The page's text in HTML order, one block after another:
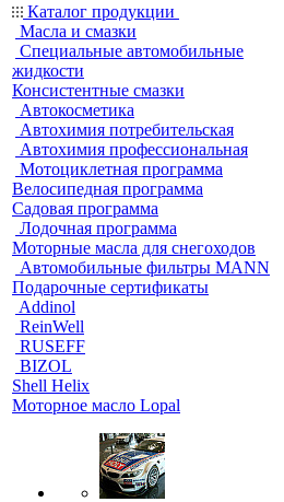
Каталог продукции
Масла и смазки
Специальные автомобильные
жидкости
Консистентные смазки
Автокосметика
Автохимия потребительская
Автохимия профессиональная
Мотоциклетная программа
Велосипедная программа
Садовая программа
Лодочная программа
Моторные масла для снегоходов
Автомобильные фильтры MANN
Подарочные сертификаты
Addinol
ReinWell
RUSEFF
BIZOL
Shell Helix
Моторное масло Lopal